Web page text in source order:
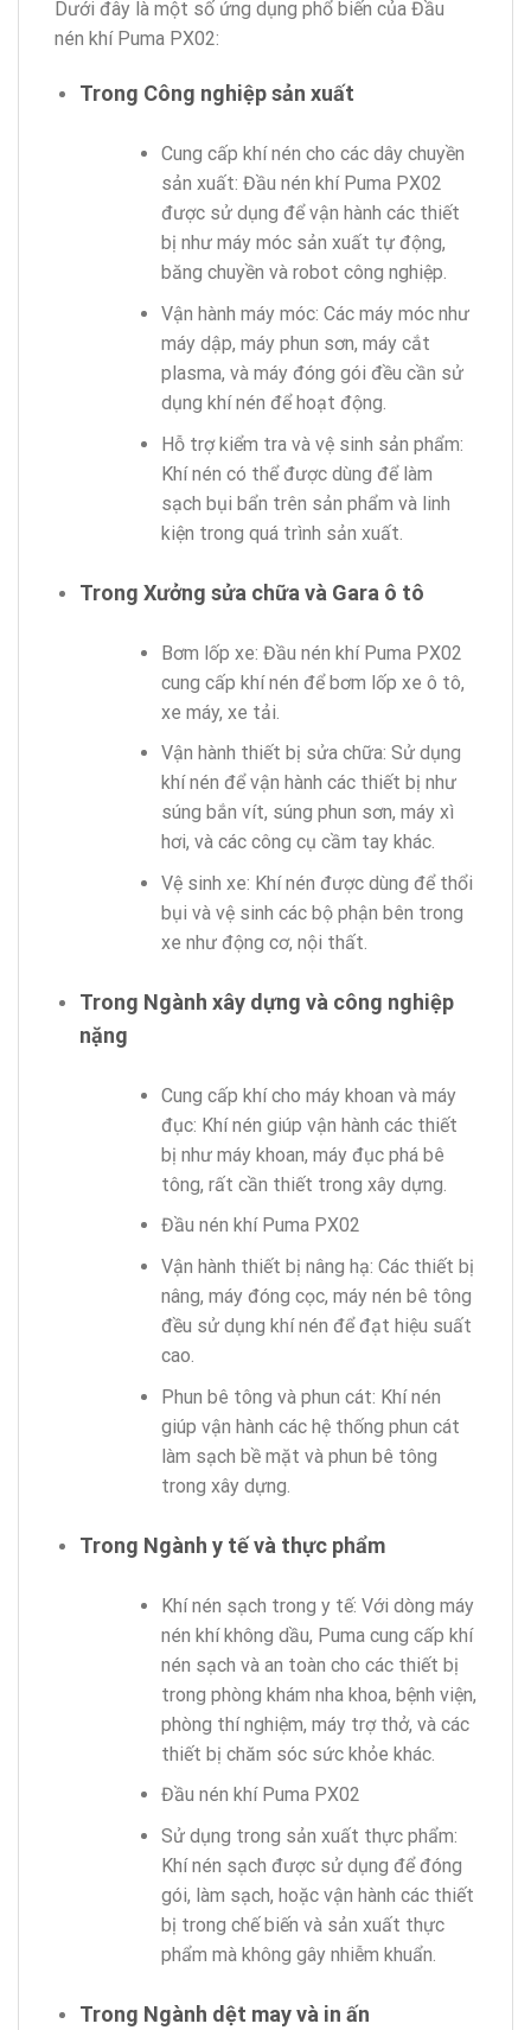
Dưới đây là một số ứng dụng phổ biến của Đầu
nén khí Puma PX02:
Trong Công nghiệp sản xuất
Cung cấp khí nén cho các dây chuyền
sản xuất: Đầu nén khí Puma PX02
được sử dụng để vận hành các thiết
bị như máy móc sản xuất tự động,
băng chuyền và robot công nghiệp.
Vận hành máy móc: Các máy móc như
máy dập, máy phun sơn, máy cắt
plasma, và máy đóng gói đều cần sử
dụng khí nén để hoạt động.
Hỗ trợ kiểm tra và vệ sinh sản phẩm:
Khí nén có thể được dùng để làm
sạch bụi bẩn trên sản phẩm và linh
kiện trong quá trình sản xuất.
Trong Xưởng sửa chữa và Gara ô tô
Bơm lốp xe: Đầu nén khí Puma PX02
cung cấp khí nén để bơm lốp xe ô tô,
xe máy, xe tải.
Vận hành thiết bị sửa chữa: Sử dụng
khí nén để vận hành các thiết bị như
súng bắn vít, súng phun sơn, máy xì
hơi, và các công cụ cầm tay khác.
Vệ sinh xe: Khí nén được dùng để thổi
bụi và vệ sinh các bộ phận bên trong
xe như động cơ, nội thất.
Trong Ngành xây dựng và công nghiệp
nặng
Cung cấp khí cho máy khoan và máy
đục: Khí nén giúp vận hành các thiết
bị như máy khoan, máy đục phá bê
tông, rất cần thiết trong xây dựng.
Đầu nén khí Puma PX02
Vận hành thiết bị nâng hạ: Các thiết bị
nâng, máy đóng cọc, máy nén bê tông
đều sử dụng khí nén để đạt hiệu suất
cao.
Phun bê tông và phun cát: Khí nén
giúp vận hành các hệ thống phun cát
làm sạch bề mặt và phun bê tông
trong xây dựng.
Trong Ngành y tế và thực phẩm
Khí nén sạch trong y tế: Với dòng máy
nén khí không dầu, Puma cung cấp khí
nén sạch và an toàn cho các thiết bị
trong phòng khám nha khoa, bệnh viện,
phòng thí nghiệm, máy trợ thở, và các
thiết bị chăm sóc sức khỏe khác.
Đầu nén khí Puma PX02
Sử dụng trong sản xuất thực phẩm:
Khí nén sạch được sử dụng để đóng
gói, làm sạch, hoặc vận hành các thiết
bị trong chế biến và sản xuất thực
phẩm mà không gây nhiễm khuẩn.
Trong Ngành dệt may và in ấn